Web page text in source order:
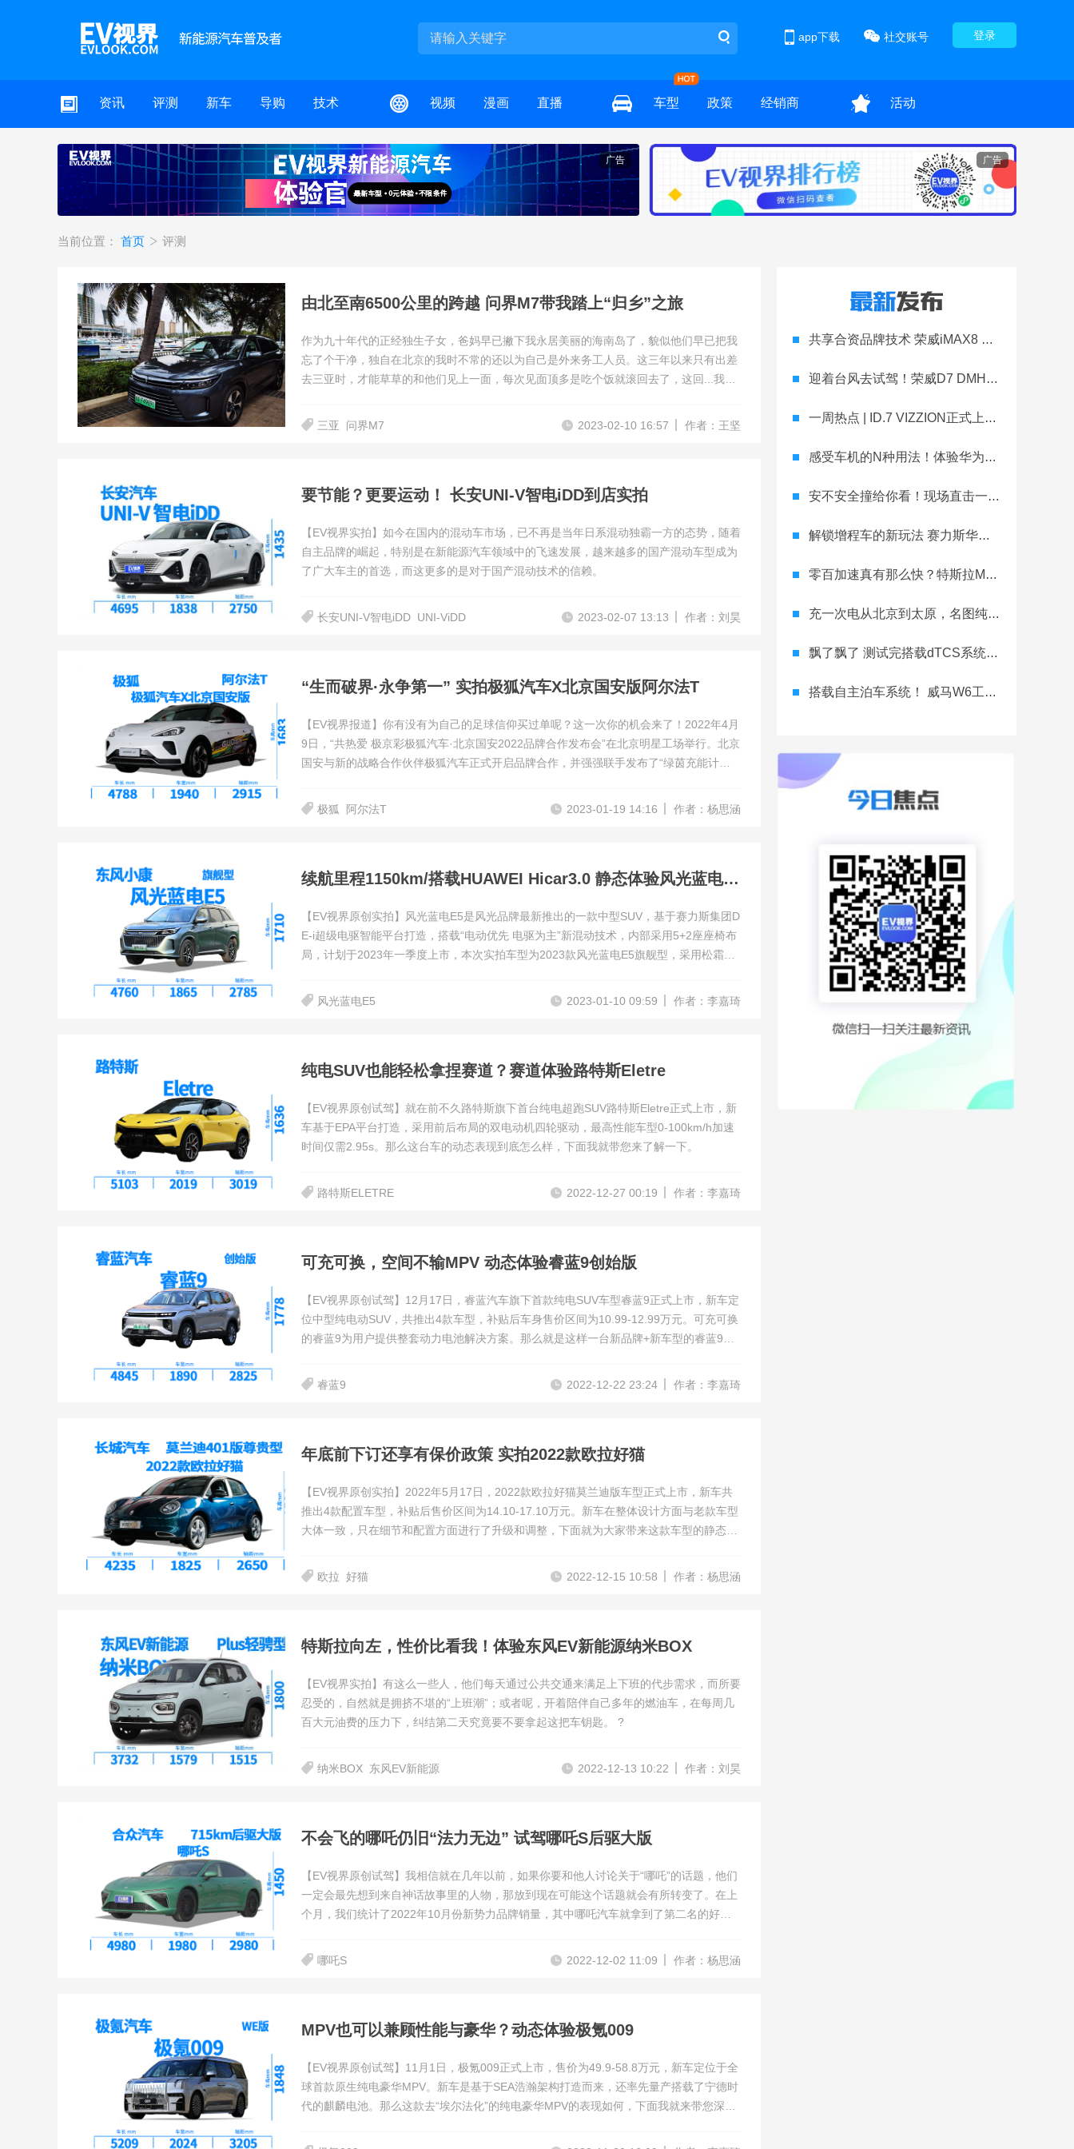
登录
社交账号
app下载
资讯 评测 新车 导购 技术 视频 漫画 直播 车型 政策 经销商 活动
广告 广告
当前位置： 首页 评测
由北至南6500公里的跨越 问界M7带我踏上“归乡”之旅
作为九十年代的正经独生子女，爸妈早已撇下我永居美丽的海南岛了，貌似他们早已把我
忘了个干净，独自在北京的我时不常的还以为自己是外来务工人员。这三年以来只有出差
去三亚时，才能草草的和他们见上一面，每次见面顶多是吃个饭就滚回去了，这回...我打
三亚 问界M7 作者：王坚
2023-02-10 16:57
要节能？更要运动！ 长安UNI-V智电iDD到店实拍
【EV视界实拍】如今在国内的混动车市场，已不再是当年日系混动独霸一方的态势，随着
自主品牌的崛起，特别是在新能源汽车领域中的飞速发展，越来越多的国产混动车型成为
了广大车主的首选，而这更多的是对于国产混动技术的信赖。
长安UNI-V智电iDD UNI-ViDD 作者：刘昊
2023-02-07 13:13
“生而破界·永争第一” 实拍极狐汽车X北京国安版阿尔法T
【EV视界报道】你有没有为自己的足球信仰买过单呢？这一次你的机会来了！2022年4月
9日，“共热爱 极京彩极狐汽车·北京国安2022品牌合作发布会”在北京明星工场举行。北京
国安与新的战略合作伙伴极狐汽车正式开启品牌合作，并强强联手发布了“绿茵充能计
拍了极狐汽车X北京国安定制版阿尔法T，快来看看是不是你喜欢的风格吧！
极狐 阿尔法T 作者：杨思涵
2023-01-19 14:16
续航里程1150km/搭载HUAWEI Hicar3.0 静态体验风光蓝电E5
【EV视界原创实拍】风光蓝电E5是风光品牌最新推出的一款中型SUV，基于赛力斯集团D
E-i超级电驱智能平台打造，搭载“电动优先 电驱为主”新混动技术，内部采用5+2座座椅布
局，计划于2023年一季度上市，本次实拍车型为2023款风光蓝电E5旗舰型，采用松霜绿
风光蓝电E5 作者：李嘉琦
2023-01-10 09:59
纯电SUV也能轻松拿捏赛道？赛道体验路特斯Eletre
【EV视界原创试驾】就在前不久路特斯旗下首台纯电超跑SUV路特斯Eletre正式上市，新
车基于EPA平台打造，采用前后布局的双电动机四轮驱动，最高性能车型0-100km/h加速
时间仅需2.95s。那么这台车的动态表现到底怎么样，下面我就带您来了解一下。
路特斯ELETRE 作者：李嘉琦
2022-12-27 00:19
可充可换，空间不输MPV 动态体验睿蓝9创始版
【EV视界原创试驾】12月17日，睿蓝汽车旗下首款纯电SUV车型睿蓝9正式上市，新车定
位中型纯电动SUV，共推出4款车型，补贴后车身售价区间为10.99-12.99万元。可充可换
的睿蓝9为用户提供整套动力电池解决方案。那么就是这样一台新品牌+新车型的睿蓝9表
睿蓝9 作者：李嘉琦
2022-12-22 23:24
年底前下订还享有保价政策 实拍2022款欧拉好猫
【EV视界原创实拍】2022年5月17日，2022款欧拉好猫莫兰迪版车型正式上市，新车共
推出4款配置车型，补贴后售价区间为14.10-17.10万元。新车在整体设计方面与老款车型
大体一致，只在细节和配置方面进行了升级和调整，下面就为大家带来这款车型的静态实
符合中国补贴政策要求的用户，因车辆交付期延长导致的补贴差额由
欧拉 好猫 作者：杨思涵
2022-12-15 10:58
特斯拉向左，性价比看我！体验东风EV新能源纳米BOX
【EV视界实拍】有这么一些人，他们每天通过公共交通来满足上下班的代步需求，而所要
忍受的，自然就是拥挤不堪的“上班潮”；或者呢，开着陪伴自己多年的燃油车，在每周几
百大元油费的压力下，纠结第二天究竟要不要拿起这把车钥匙。 ?
纳米BOX 东风EV新能源 作者：刘昊
2022-12-13 10:22
不会飞的哪吒仍旧“法力无边” 试驾哪吒S后驱大版
【EV视界原创试驾】我相信就在几年以前，如果你要和他人讨论关于“哪吒”的话题，他们
一定会最先想到来自神话故事里的人物，那放到现在可能这个话题就会有所转变了。在上
个月，我们统计了2022年10月份新势力品牌销量，其中哪吒汽车就拿到了第二名的好成
年1-10月，哪吒汽车累计交付新车12.9万辆，同比增长161%。
哪吒S 作者：杨思涵
2022-12-02 11:09
MPV也可以兼顾性能与豪华？动态体验极氪009
【EV视界原创试驾】11月1日，极氪009正式上市，售价为49.9-58.8万元，新车定位于全
球首款原生纯电豪华MPV。新车是基于SEA浩瀚架构打造而来，还率先量产搭载了宁德时
代的麒麟电池。那么这款去“埃尔法化”的纯电豪华MPV的表现如何，下面我就来带您深度
共享合资品牌技术 荣威iMAX8 DMH新陆尊成就家庭大美好
迎着台风去试驾！荣威D7 DMH世界冠军版究竟有何魔力？
一周热点 | ID.7 VIZZION正式上市，理想MEGA纯电续航710km
感受车机的N种用法！体验华为HarmonyOS 3
安不安全撞给你看！现场直击一汽-大众ID.4 CROZZ双假人侧面柱碰试验
解锁增程车的新玩法 赛力斯华为智选SF5轻体验
零百加速真有那么快？特斯拉Model S Plaid实测报告出炉
充一次电从北京到太原，名图纯电动从心出发
飘了飘了 测试完搭载dTCS系统的汉EV四驱版就想去漂移
搭载自主泊车系统！ 威马W6工厂实拍